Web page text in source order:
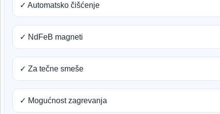
✓ Automatsko čišćenje
✓ NdFeB magneti
✓ Za tečne smeše
✓ Mogućnost zagrevanja